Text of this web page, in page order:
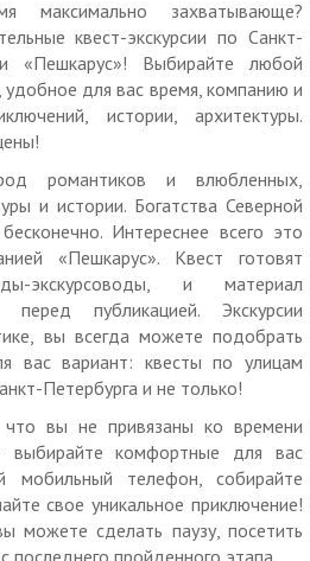
Петербург, Иоанновский мост
(координаты: 59.952340,
— 1,5 ч;
квест-экскурсию«Средневековое
(«Средневековое очарование
Рыночная площадь (координаты:
1 ч 30 мин.;
квест-экскурсию«Кронштадтский
(«Кронштадтский рейд»):
Андреевский сад (координаты:
максимально захватывающе?
квест-экскурсии по Санкт-
«Пешкарус»! Выбирайте любой
удобное для вас время, компанию и
истории, архитектуры.
романтиков и влюбленных,
и истории. Богатства Северной
Интереснее всего это
«Пешкарус». Квест готовят
экскурсоводы, и материал
перед публикацией. Экскурсии
вы всегда можете подобрать
вас вариант: квесты по улицам
Петербурга и не только!
вы не привязаны ко времени
выбирайте комфортные для вас
мобильный телефон, собирайте
свое уникальное приключение!
можете сделать паузу, посетить